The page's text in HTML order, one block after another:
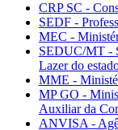
CRP SC -
SEDF -
MEC -
SEDUC/MT -
Lazer do
MME -
MP GO -
Auxiliar da
ANVISA -